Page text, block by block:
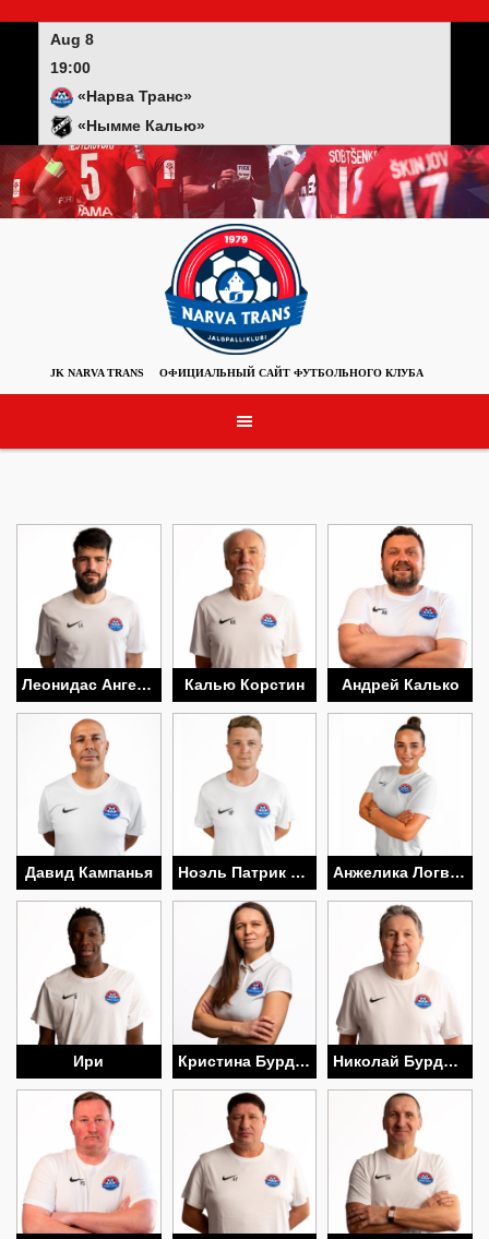
Aug 8
19:00
«Нарва Транс»
«Нымме Калью»
JK NARVA TRANS ОФИЦИАЛЬНЫЙ САЙТ ФУТБОЛЬНОГО КЛУБА
Леонидас Ангелис Калью Корстин Андрей Калько
Давид Кампанья Ноэль Патрик Парсонс Анжелика Логвиненко
Ири Кристина Бурдакова Николай Бурдаков